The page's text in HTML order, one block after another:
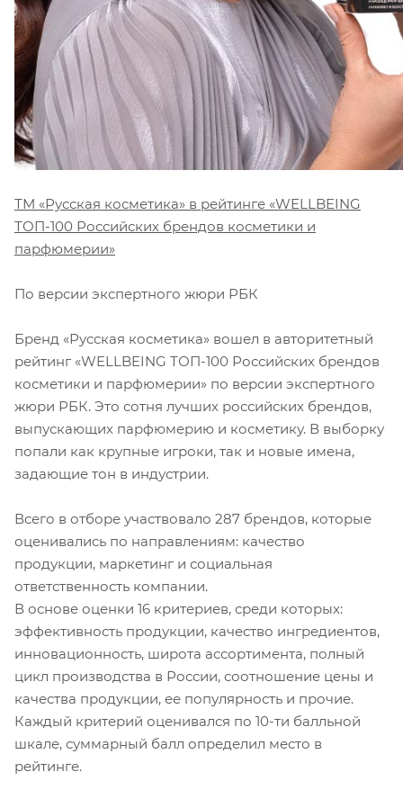
ТМ «Русская косметика» в рейтинге «WELLBEING
ТОП-100 Российских брендов косметики и
парфюмерии»
По версии экспертного жюри РБК
Бренд «Русская косметика» вошел в авторитетный
рейтинг «WELLBEING ТОП-100 Российских брендов
косметики и парфюмерии» по версии экспертного
жюри РБК. Это сотня лучших российских брендов,
выпускающих парфюмерию и косметику. В выборку
попали как крупные игроки, так и новые имена,
задающие тон в индустрии.
Всего в отборе участвовало 287 брендов, которые
оценивались по направлениям: качество
продукции, маркетинг и социальная
ответственность компании.
В основе оценки 16 критериев, среди которых:
эффективность продукции, качество ингредиентов,
инновационность, широта ассортимента, полный
цикл производства в России, соотношение цены и
качества продукции, ее популярность и прочие.
Каждый критерий оценивался по 10-ти балльной
шкале, суммарный балл определил место в
рейтинге.